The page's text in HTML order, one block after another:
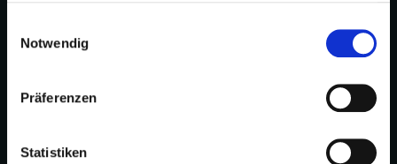
Notwendig
Präferenzen
Statistikenbei uns ganz bequem im Voraus. Mit